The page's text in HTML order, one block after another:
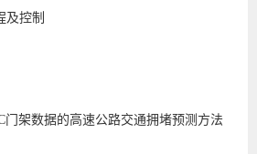
及控制
门架数据的高速公路交通拥堵预测方法